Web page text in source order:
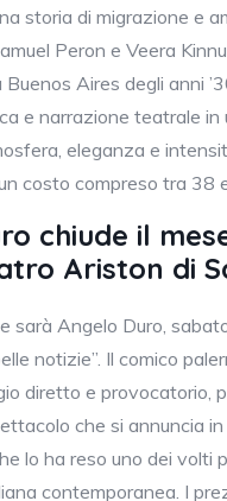
storia di migrazione e
Peron e Veera
Aires degli anni
e narrazione teatrale in
eleganza e
costo compreso tra 38
chiude il
Ariston di
sarà Angelo Duro,
notizie”. Il comico
diretto e provocatorio,
che si annuncia
lo ha reso uno dei volti
contemporanea. I